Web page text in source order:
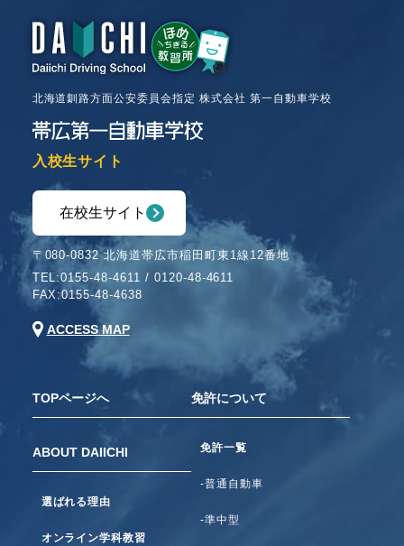
北海道釧路方面公安委員会指定 株式会社 第一自動車学校
入校生サイト
在校生サイト
〒080-0832 北海道帯広市稲田町東1線12番地
TEL:0155-48-4611 / 0120-48-4611
FAX:0155-48-4638
ACCESS MAP
TOPページへ
ABOUT DAIICHI
選ばれる理由
オンライン学科教習
免許について
免許一覧
-普通自動車
-準中型